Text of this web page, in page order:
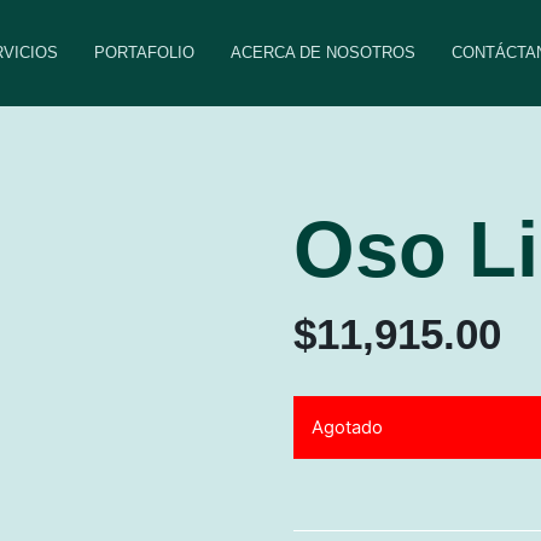
PORTAFOLIO ACERCA DE NOSOTROS
Oso
$11,915.00
Agotado